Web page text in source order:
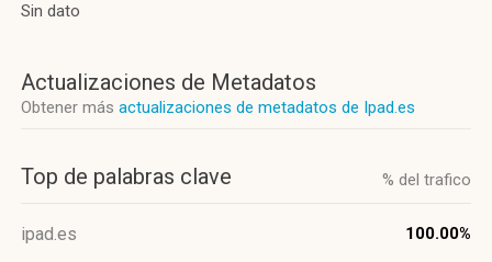
Sin dato
Actualizaciones de Metadatos
Obtener más actualizaciones de metadatos de Ipad.es
Top de palabras clave % del trafico
ipad.es 100.00%